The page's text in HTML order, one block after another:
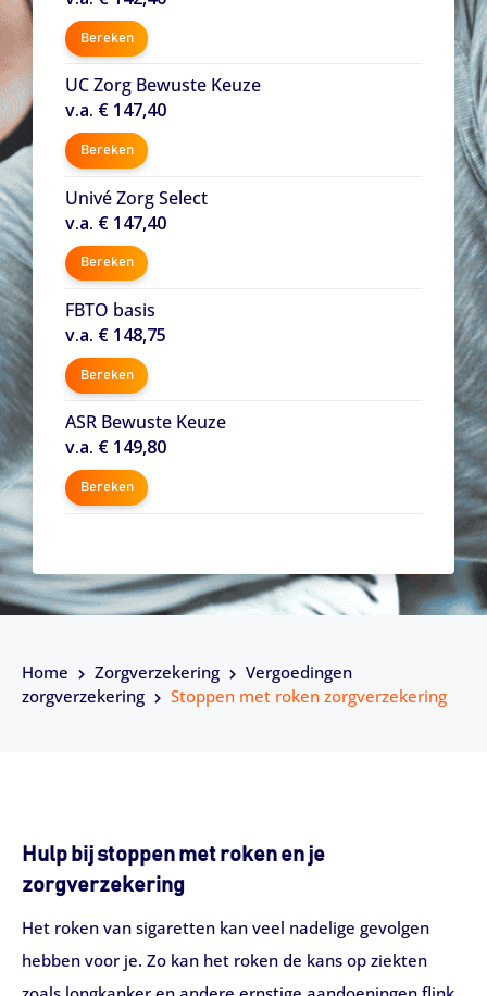
Bereken
UC Zorg Bewuste Keuze
v.a. € 147,40
Bereken
Univé Zorg Select
v.a. € 147,40
Bereken
FBTO basis
v.a. € 148,75
Bereken
ASR Bewuste Keuze
v.a. € 149,80
Bereken
Home Zorgverzekering
Vergoedingen
zorgverzekering
Stoppen met roken zorgverzekering
Hulp bij stoppen met roken en je
zorgverzekering
Het roken van sigaretten kan veel nadelige gevolgen
hebben voor je. Zo kan het roken de kans op ziekten